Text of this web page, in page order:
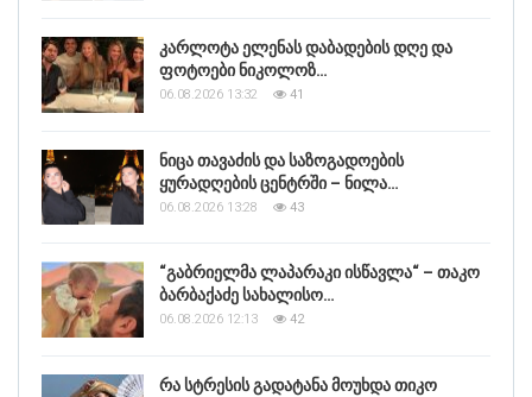
კარლოტა ელენას დაბადების დღე და
ფოტოები ნიკოლოზ…
06.08.2026 13:32 41
ნიცა თავაძის და საზოგადოების
ყურადღების ცენტრში – ნილა…
06.08.2026 13:28 43
“გაბრიელმა ლაპარაკი ისწავლა“ – თაკო
ბარბაქაძე სახალისო…
06.08.2026 12:13 42
რა სტრესის გადატანა მოუხდა თიკო